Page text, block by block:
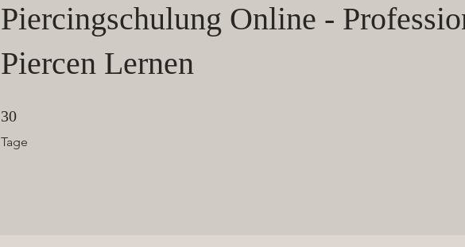
Piercingschulung Online -
Piercen Lernen
30
Tage